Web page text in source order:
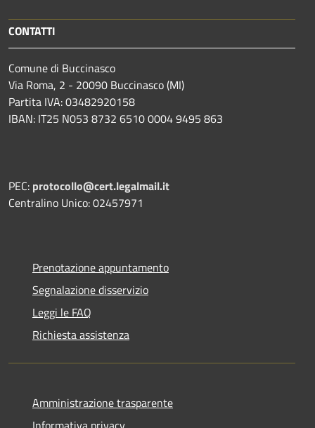
CONTATTI
Comune di Buccinasco
Via Roma, 2 - 20090 Buccinasco (MI)
Partita IVA: 03482920158
IBAN: IT25 N053 8732 6510 0004 9495 863
PEC: protocollo@cert.legalmail.it
Centralino Unico: 02457971
Prenotazione appuntamento
Segnalazione disservizio
Leggi le FAQ
Richiesta assistenza
Amministrazione trasparente